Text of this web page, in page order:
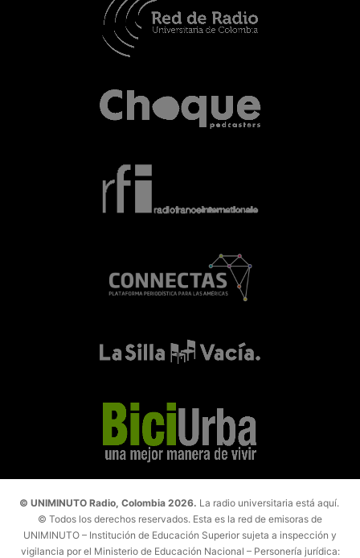
© UNIMINUTO Radio, Colombia 2026. La radio universitaria está aquí.
© Todos los derechos reservados. Esta es la red de emisoras de
UNIMINUTO – Institución de Educación Superior sujeta a inspección y
vigilancia por el Ministerio de Educación Nacional – Personería jurídica: